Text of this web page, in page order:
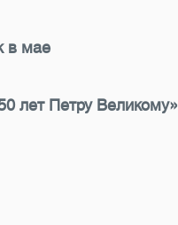
в мае
лет Петру Великому»